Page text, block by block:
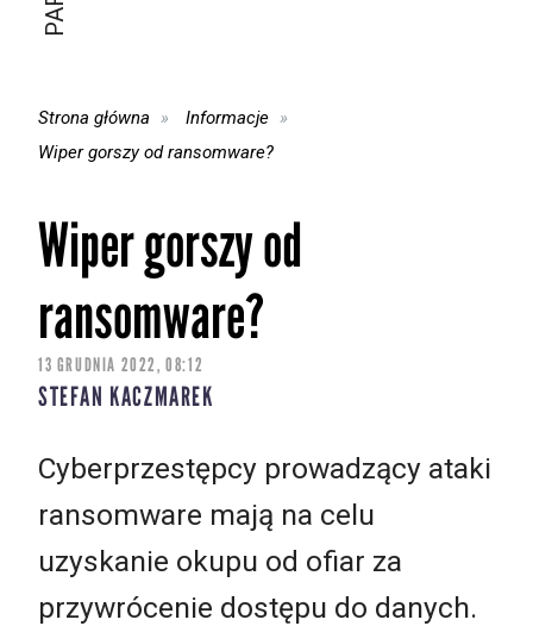
Strona główna
Informacje
Wiper gorszy od ransomware?
Wiper gorszy od
ransomware?
13 GRUDNIA 2022, 08:12
STEFAN KACZMAREK
Cyberprzestępcy prowadzący ataki
ransomware mają na celu
uzyskanie okupu od ofiar za
przywrócenie dostępu do danych.